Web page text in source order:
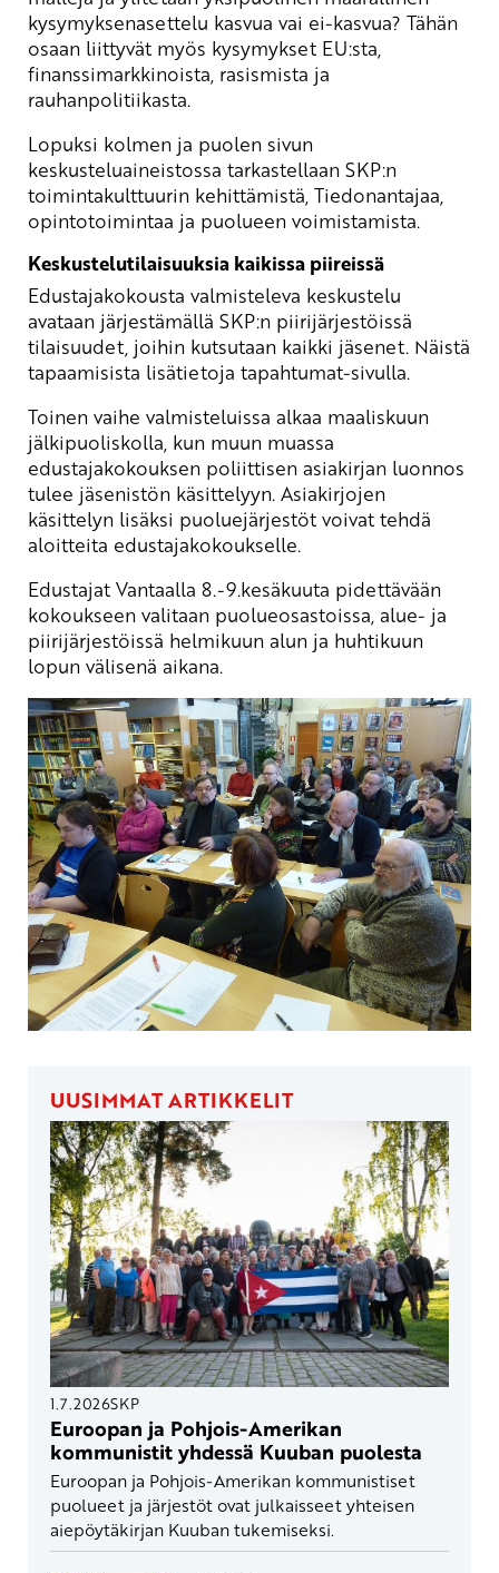
kysymyksenasettelu kasvua vai ei-kasvua? Tähän
osaan liittyvät myös kysymykset EU:sta,
finanssimarkkinoista, rasismista ja
rauhanpolitiikasta.
Lopuksi kolmen ja puolen sivun
keskusteluaineistossa tarkastellaan SKP:n
toimintakulttuurin kehittämistä, Tiedonantajaa,
opintotoimintaa ja puolueen voimistamista.
Keskustelutilaisuuksia kaikissa piireissä
Edustajakokousta valmisteleva keskustelu
avataan järjestämällä SKP:n piirijärjestöissä
tilaisuudet, joihin kutsutaan kaikki jäsenet. Näistä
tapaamisista lisätietoja tapahtumat-sivulla.
Toinen vaihe valmisteluissa alkaa maaliskuun
jälkipuoliskolla, kun muun muassa
edustajakokouksen poliittisen asiakirjan luonnos
tulee jäsenistön käsittelyyn. Asiakirjojen
käsittelyn lisäksi puoluejärjestöt voivat tehdä
aloitteita edustajakokoukselle.
Edustajat Vantaalla 8.-9.kesäkuuta pidettävään
kokoukseen valitaan puolueosastoissa, alue- ja
piirijärjestöissä helmikuun alun ja huhtikuun
lopun välisenä aikana.
UUSIMMAT ARTIKKELIT
1.7.2026SKP
Euroopan ja Pohjois-Amerikan
kommunistit yhdessä Kuuban puolesta
Euroopan ja Pohjois-Amerikan kommunistiset
puolueet ja järjestöt ovat julkaisseet yhteisen
aiepöytäkirjan Kuuban tukemiseksi.